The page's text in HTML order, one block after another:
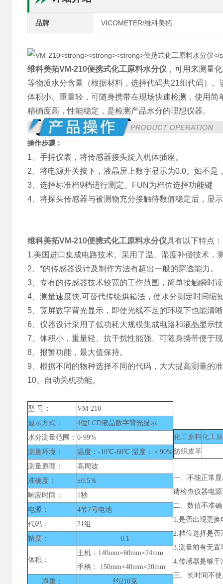
品牌 VICOMETER/维科美拓
维科美拓VM-210便携式化工原料水分仪 ，可用来测量
等物质水分含量（根据材料，选择代码共21组代码）
体积小、重量轻，可随身携带在现场快速检测，使用
精确度高，性能稳定，是检测产品水分的理想仪器。
操作步骤：
1、手持仪表，将传感器接头旋入机体插座。
2、将电源开关按下，液晶屏上数字显示为0.0。如不
3、选择标准档9档进行测定。FUN为档位选择功能键
4、将探头传感器与被测物充分接触待数值稳定后，显
维科美拓VM-210便携式化工原料水分仪具有以下特点：
1.美国进口集成电路技术。采用了温、湿度补偿技术，
2、*的传感器设计及制作方法有超出一般的穿透能力。
3、专有的传感器技术较宽的工作范围，简单接触瞬时
4、测量速度快,可替代传统烘箱法，使水分测定时间
5、宽屏数字背光显示，即使光线不足的环境下也能清
6、仪器设计采用了低功耗大规模集成电路和液晶显示
7、体积小，重量轻、抗干扰性能强、可随身携带便于
8、报警功能，最大值保持。
9、根据不同的物种选择不同的代码，大大提高测量的
10、自动关机功能。
型 号：
VM-210
显示方式：
4位LCD液晶数字背光显示
水分测量范围： 0-99%
测量环境：
温度：-10℃-60℃ 湿度：＜90%
测量原理：
高周波
准确度：
±0.5％
响应时间：
1秒
电源：
4节7号电池
代码：
21组
精度：
0.1
体积：
主机：140mm×60mm×24mm
手柄： 150mm×40mm×20mm
净重：
约210克
化工原料化工
纺织皮革
一、不能正常
请检查仪器电
二、数值不准确
1.是否出现更换
2.档位选择是否
3.测量前有无置
4.传感器是够干
三、长时间不